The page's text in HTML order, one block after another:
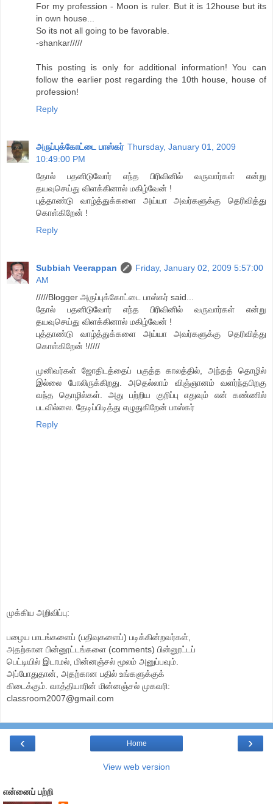
For my profession - Moon is ruler. But it is 12house but its
in own house...
So its not all going to be favorable.
-shankar/////
This posting is only for additional information! You can
follow the earlier post regarding the 10th house, house of
profession!
Reply
அருப்புக்கோட்டை பாஸ்கர் Thursday, January 01, 2009
10:49:00 PM
தோல் பதனிடுவோர் எந்த பிரிவினில் வருவார்கள் என்று
தயவுசெய்து விளக்கினால் மகிழ்வேன் !
புத்தாண்டு வாழ்த்துக்களை அய்யா அவர்களுக்கு தெரிவித்து
கொள்கிறேன் !
Reply
Subbiah Veerappan
Friday, January 02, 2009 5:57:00
AM
/////Blogger அருப்புக்கோட்டை பாஸ்கர் said...
தோல் பதனிடுவோர் எந்த பிரிவினில் வருவார்கள் என்று
தயவுசெய்து விளக்கினால் மகிழ்வேன் !
புத்தாண்டு வாழ்த்துக்களை அய்யா அவர்களுக்கு தெரிவித்து
கொள்கிறேன் !/////
முனிவர்கள் ஜோதிடத்தைப் பகுத்த காலத்தில், அந்தத் தொழில்
இல்லை போலிருக்கிறது. அதெல்லாம் விஞ்ஞானம் வளர்ந்தபிறகு
வந்த தொழில்கள். அது பற்றிய குறிப்பு எதுவும் என் கண்ணில்
படவில்லை. தேடிப்பிடித்து எழுதுகிறேன் பாஸ்கர்
Reply
முக்கிய அறிவிப்பு:
பழைய பாடங்களைப் (பதிவுகளைப்) படிக்கின்றவர்கள்,
அதற்கான பின்னூட்டங்களை (comments) பின்னூட்டப்
பெட்டியில் இடாமல், மின்னஞ்சல் மூலம் அனுப்பவும்.
அப்போதுதான், அதற்கான பதில் உங்களுக்குக்
கிடைக்கும். வாத்தியாரின் மின்னஞ்சல் முகவரி:
classroom2007@gmail.com
‹ ›
Home
View web version
என்னைப் பற்றி